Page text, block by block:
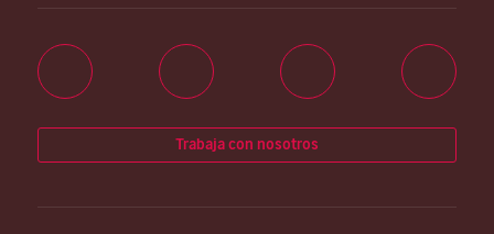
Trabaja con nosotros